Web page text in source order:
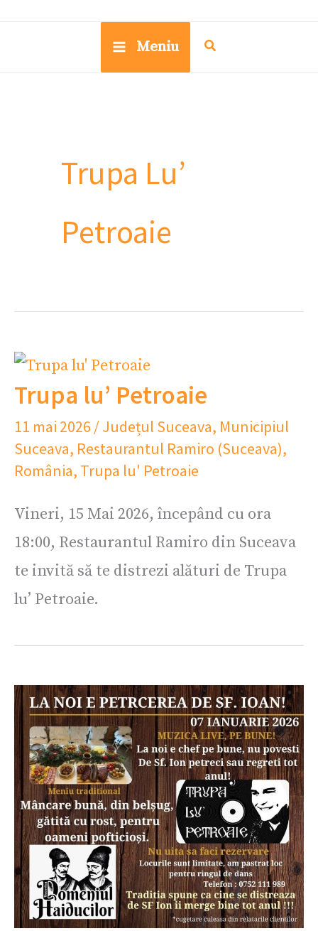
Meniu
Trupa Lu’
Petroaie
Trupa lu’ Petroaie
11 mai 2026 /Județul Suceava, Municipiul
Suceava, Restaurantul Ramiro (Suceava),
România, Trupa lu' Petroaie
Vineri, 15 Mai 2026, începând cu ora
18:00, Restaurantul Ramiro din Suceava
te invită să te distrezi alături de Trupa
lu’ Petroaie.